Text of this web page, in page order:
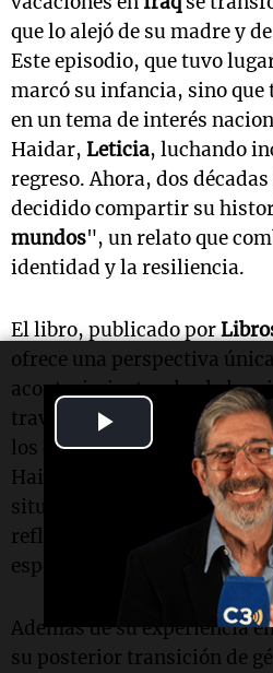
Video
que lo alejó de su madre y
Este episodio, que tuvo
marcó su infancia, sino
en un tema de interés
Haidar, Leticia, luchando
regreso. Ahora, dos
decidido compartir su
mundos", un relato que
identidad y la resiliencia.
El libro, publicado por
ofrece una perspectiva
acontecimientos desde la
través de sus páginas, el
los días de cautiverio, donde
Haidar se enfrenta a la dura
situación. La prosa es
reflejando no solo el
esperanza que surge en
Además de su experiencia
su posterior transición de